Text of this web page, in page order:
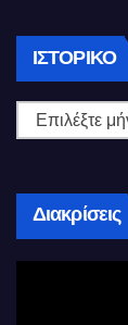
ΙΣΤΟΡΙΚΌ
Διακρίσεις